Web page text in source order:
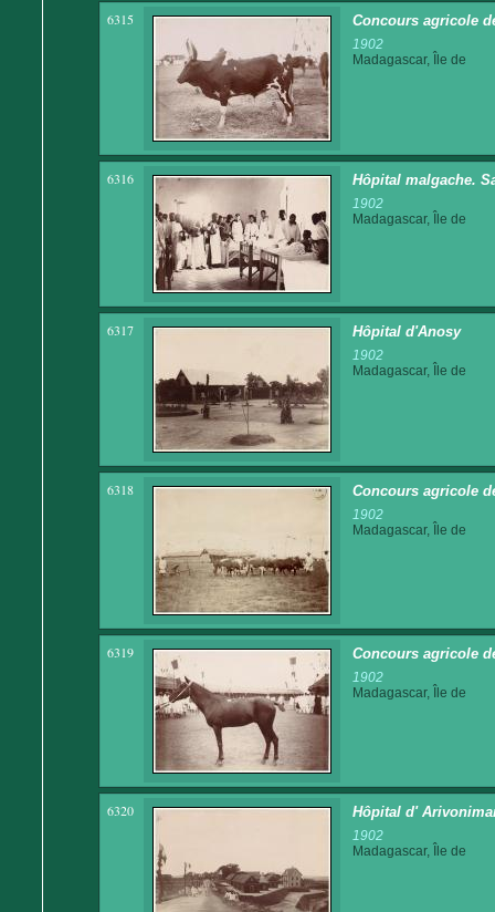
6315 Concours agricole
1902
Madagascar, Île de
6316 Hôpital malgache.
1902
Madagascar, Île de
6317 Hôpital d'Anosy
1902
Madagascar, Île de
6318 Concours agricole
1902
Madagascar, Île de
6319 Concours agricole
1902
Madagascar, Île de
6320 Hôpital d'
1902
Madagascar, Île de